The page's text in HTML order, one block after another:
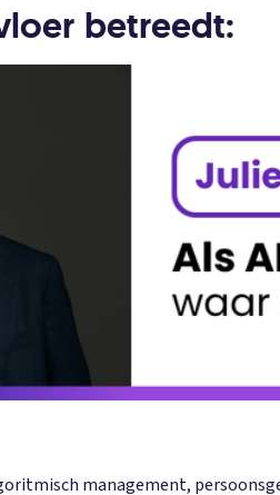
betreedt:
management,